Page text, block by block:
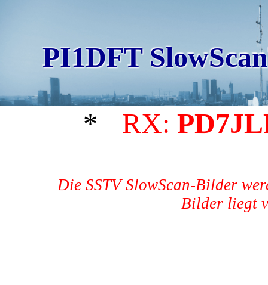
PI1DFT
* RX:
Die SSTV SlowScan-Bilder
Bilder liegt